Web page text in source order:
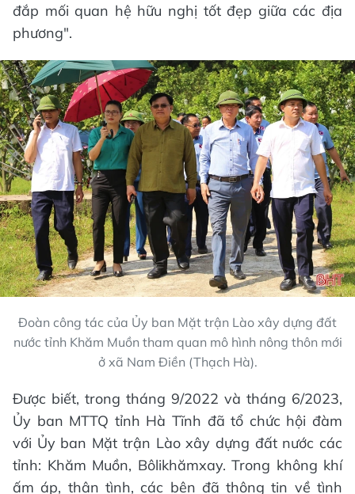
đắp mối quan hệ hữu nghị tốt đẹp giữa các địa
phương".
Đoàn công tác của Ủy ban Mặt trận Lào xây dựng đất
nước tỉnh Khăm Muồn tham quan mô hình nông thôn mới
ở xã Nam Điền (Thạch Hà).
Được biết, trong tháng 9/2022 và tháng 6/2023,
Ủy ban MTTQ tỉnh Hà Tĩnh đã tổ chức hội đàm
với Ủy ban Mặt trận Lào xây dựng đất nước các
tỉnh: Khăm Muồn, Bôlikhămxay. Trong không khí
ấm áp, thân tình, các bên đã thông tin về tình